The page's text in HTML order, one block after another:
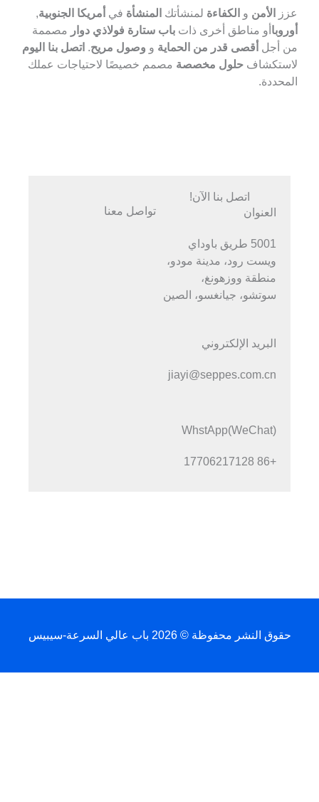
الأمنو الكفاءةلمنشأتكالمنشأة فيأمريكا الجنوبية
أو مناطق أخرى ذاتباب ستارة فولاذي دوارمصممة
أقصى قدر من الحمايةووصول مريح.اتصل بنا اليوم
حلول مخصصةمصمم خصيصًا لاحتياجات عملك
اتصل بنا الآن!
5001 طريق باوداي
ويست رود، مدينة مودو،
منطقة ووزهونغ،
سوتشو، جيانغسو، الصين
البريد الإلكتروني
jiayi@seppes.com.cn
WhstApp(WeChat)
تواصل معنا
محفوظة © 2026 باب عالي السرعة-سيبيس